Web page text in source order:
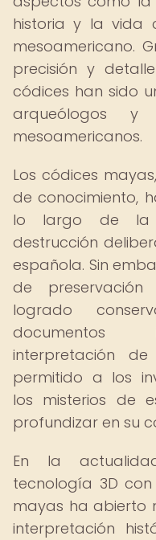
historia y la vida
mesoamericano.
precisión y
códices han sido
arqueólogos y
mesoamericanos.
Los códices
de conocimiento,
lo largo de la
destrucción
española. Sin
de
logrado
documentos
interpretación
permitido a los
los misterios de
profundizar en su
En la
tecnología 3D
mayas ha abierto
interpretación